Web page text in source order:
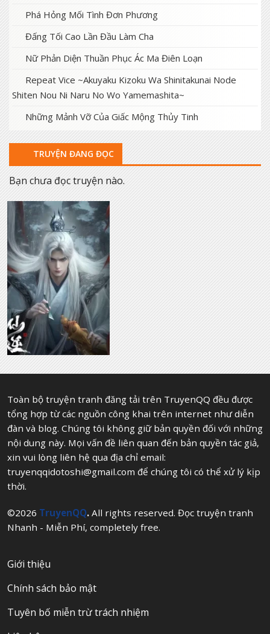
Phá Hỏng Mối Tình Đơn Phương
Đấng Tối Cao Lần Đầu Làm Cha
Nữ Phản Diện Thuần Phục Ác Ma Điên Loạn
Repeat Vice ~Akuyaku Kizoku Wa Shinitakunai Node
Shiten Nou Ni Naru No Wo Yamemashita~
Những Mảnh Vỡ Của Giấc Mộng Thủy Tinh
TRUYỆN ĐANG ĐỌC
Bạn chưa đọc truyện nào.
Toàn bộ truyện tranh đăng tải trên TruyenQQ đều được
tổng hợp từ các nguồn công khai trên internet như diễn
đàn và blog. Chúng tôi không giữ bản quyền đối với những
nội dung này. Mọi vấn đề liên quan đến bản quyền tác giả,
xin vui lòng liên hệ qua địa chỉ email:
truyenqqidotoshi@gmail.com để chúng tôi có thể xử lý kịp
thời.
©2026 TruyenQQ. All rights reserved. Đọc truyện tranh
Nhanh - Miễn Phí, completely free.
Giới thiệu
Chính sách bảo mật
Tuyên bố miễn trừ trách nhiệm